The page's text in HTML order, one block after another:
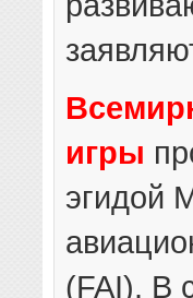
игры
эгидой
(FAI). В